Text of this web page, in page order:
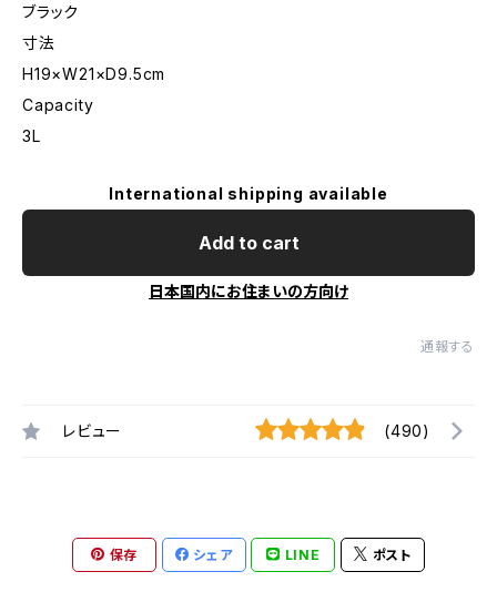
ブラック
寸法
H19×W21×D9.5cm
Capacity
3L
International shipping available
Add to cart
日本国内にお住まいの方向け
通報する
レビュー (490)
保存 シェア LINE ポスト